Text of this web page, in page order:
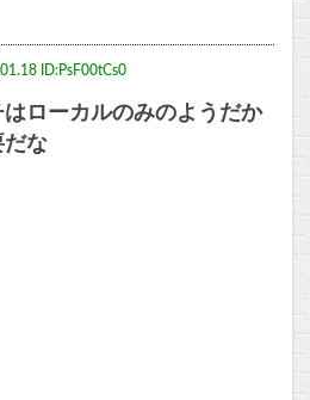
ID:PsF00tCs0
ローカルのみのようだか
だな